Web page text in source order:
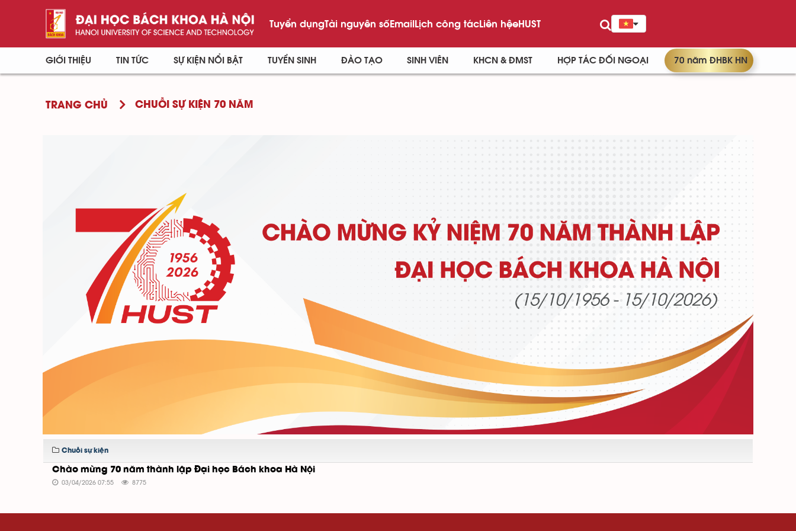
Tuyển dụngTài nguyên sốEmailLịch công tácLiên hệeHUST
GIỚI THIỆU TIN TỨC SỰ KIỆN NỔI BẬT TUYỂN SINH ĐÀO TẠO SINH VIÊN KHCN & ĐMST HỢP TÁC ĐỐI NGOẠI 70 năm ĐHBK HN
TRANG CHỦ CHUỖI SỰ KIỆN 70 NĂM
Chuỗi sự kiện
Chào mừng 70 năm thành lập Đại học Bách khoa Hà Nội
03/04/2026 07:55 8775